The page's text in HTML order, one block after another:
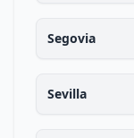
Segovia
Sevilla